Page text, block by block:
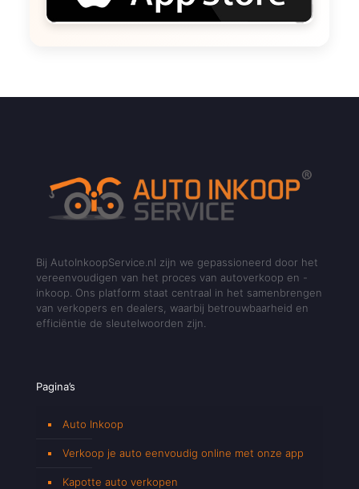
Bij AutoInkoopService.nl zijn we gepassioneerd door het
vereenvoudigen van het proces van autoverkoop en -
inkoop. Ons platform staat centraal in het samenbrengen
van verkopers en dealers, waarbij betrouwbaarheid en
efficiëntie de sleutelwoorden zijn.
Pagina’s
Auto Inkoop
Verkoop je auto eenvoudig online met onze app
Kapotte auto verkopen